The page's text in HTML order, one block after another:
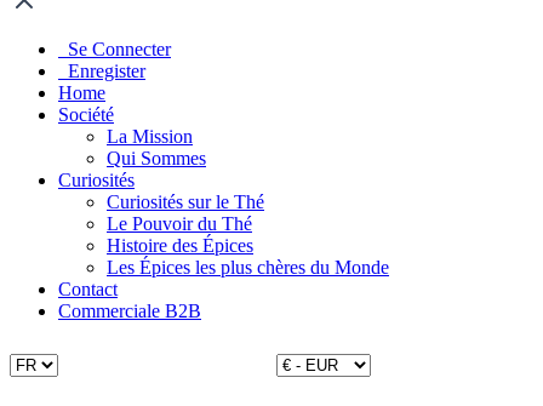
Se Connecter
Enregister
Home
Société
La Mission
Qui Sommes
Curiosités
Curiosités sur le Thé
Le Pouvoir du Thé
Histoire des Épices
Les Épices les plus chères du Monde
Contact
Commerciale B2B